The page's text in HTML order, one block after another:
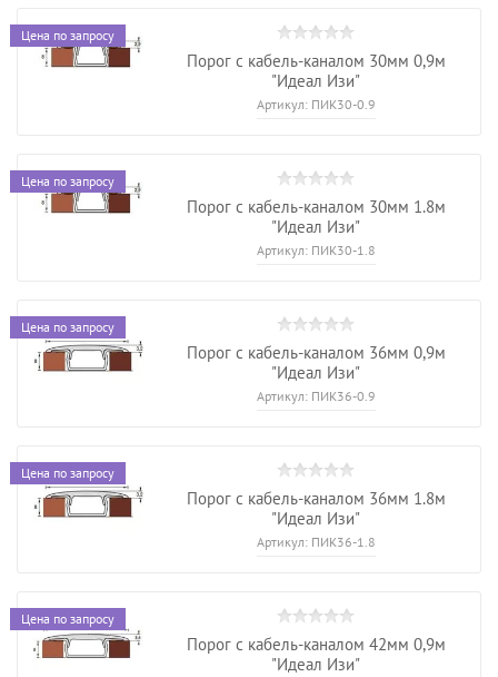
Цена по запросу
Порог с кабель-каналом 30мм 0,9м
"Идеал Изи"
Артикул:ПИК30-0.9
Цена по запросу
Порог с кабель-каналом 30мм 1.8м
"Идеал Изи"
Артикул:ПИК30-1.8
Цена по запросу
Порог с кабель-каналом 36мм 0,9м
"Идеал Изи"
Артикул:ПИК36-0.9
Цена по запросу
Порог с кабель-каналом 36мм 1.8м
"Идеал Изи"
Артикул:ПИК36-1.8
Цена по запросу
Порог с кабель-каналом 42мм 0,9м
"Идеал Изи"